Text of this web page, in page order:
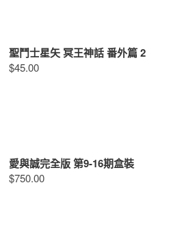
聖鬥士星矢 冥王神話 番外篇 2
$45.00
愛與誠完全版 第9-16期盒裝
$750.00